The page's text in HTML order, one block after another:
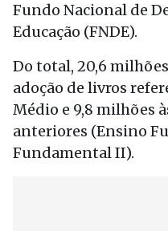
Fundo Nacional de
Educação (FNDE).
Do total, 20,6
adoção de livros
Médio e 9,8 milhões
anteriores (Ensino
Fundamental II).